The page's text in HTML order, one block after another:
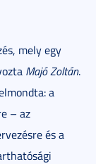
mely egy
Majó Zoltán.
a
– az
és a